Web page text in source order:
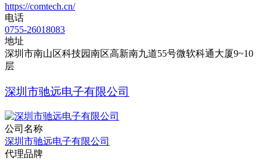
https://comtech.cn/
电话
0755-26018083
地址
深圳市南山区科技园南区高新南九道55号微软科通大厦9~10
层
深圳市驰远电子有限公司
公司名称
深圳市驰远电子有限公司
代理品牌